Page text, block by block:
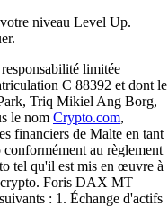
niveau Level Up.
limitée
C 88392 et dont le
Triq Mikiel Ang Borg,
le nom Crypto.com,
financiers de Malte en tant
au règlement
tel qu'il est mis en œuvre à
crypto. Foris DAX MT
: 1. Échange d'actifs